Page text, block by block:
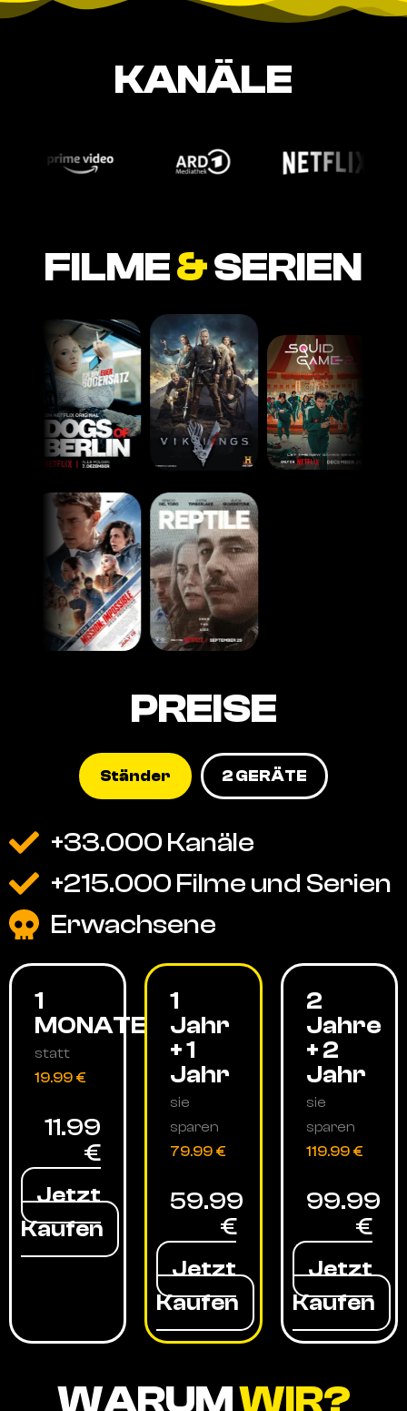
KANÄLE
FILME&SERIEN
PREISE
Ständer 2 GERÄTE
+33.000 Kanäle
+215.000 Filme und Serien
Erwachsene
1
MONATE
statt
19.99 €
11.99
€
Jetzt
Kaufen
1
Jahr
+ 1
Jahr
sie
sparen
79.99 €
59.99
€
Jetzt
Kaufen
2
Jahre
+ 2
Jahr
sie
sparen
119.99 €
99.99
€
Jetzt
Kaufen
WARUMWIR?